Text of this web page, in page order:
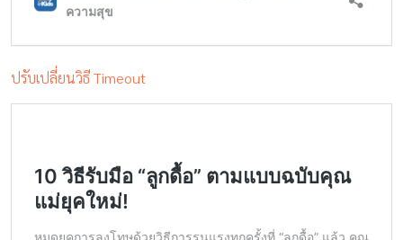
ปรับเปลี่ยนวิธี Timeout